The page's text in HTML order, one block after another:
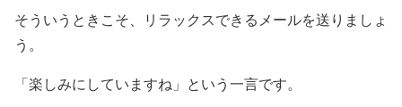
そういうときこそ、リラックスできるメールを送りましょ
う。
「楽しみにしていますね」という一言です。